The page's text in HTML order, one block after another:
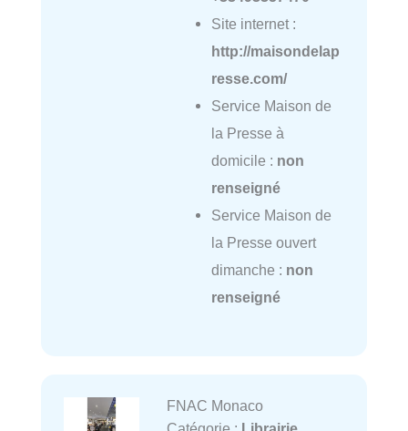
Site internet :
http://maisondelap
resse.com/
Service Maison de
la Presse à
domicile : non
renseigné
Service Maison de
la Presse ouvert
dimanche : non
renseigné
FNAC Monaco